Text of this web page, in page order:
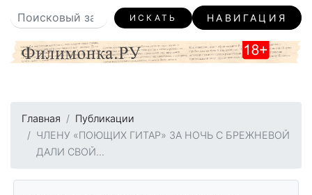
ИСКАТЬ НАВИГАЦИЯ
Главная
Публикации
ЧЛЕНУ «ПОЮЩИХ ГИТАР» ЗА НОЧЬ С БРЕЖНЕВОЙ
ДАЛИ СВОЙ...